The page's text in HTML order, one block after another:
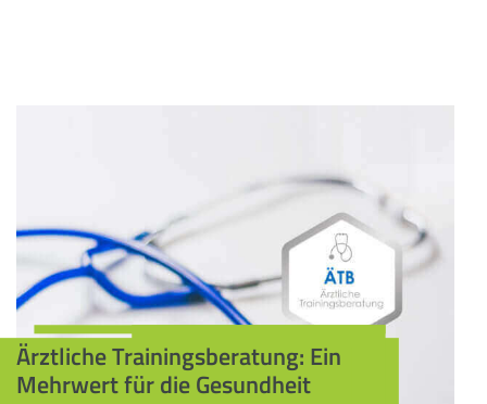
Ärztliche Trainingsberatung: Ein
Mehrwert für die Gesundheit